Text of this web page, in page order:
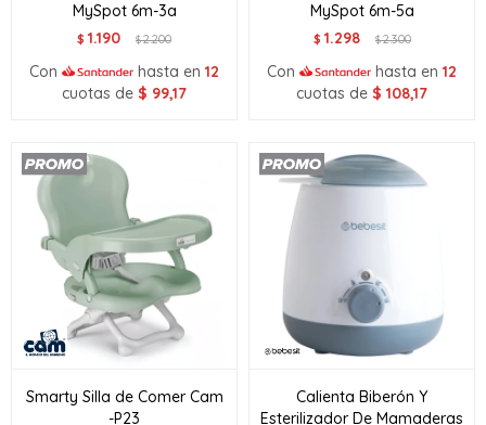
MySpot 6m-3a
$ 1.190 $2.200
Con hasta en 12
cuotas de $ 99,17
MySpot 6m-5a
$ 1.298 $2.300
Con hasta en 12
cuotas de $ 108,17
Smarty Silla de Comer Cam
-P23
Calienta Biberón Y
Esterilizador De Mamaderas